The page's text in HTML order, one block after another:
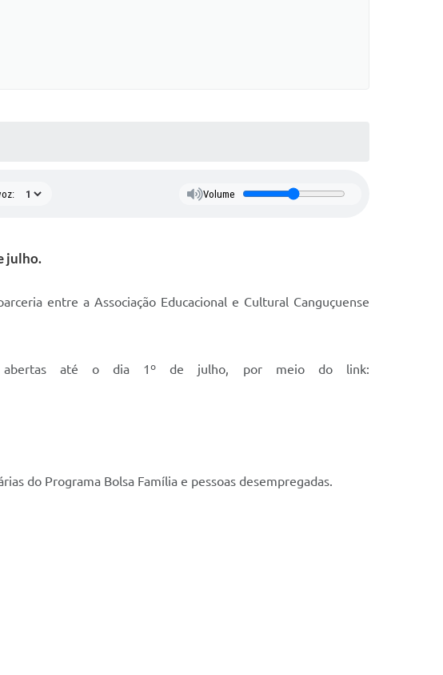
Volume
julho.
entre a Associação Educacional e Cultural Canguçuense
abertas até o dia 1º de julho, por meio do link:
do Programa Bolsa Família e pessoas desempregadas.